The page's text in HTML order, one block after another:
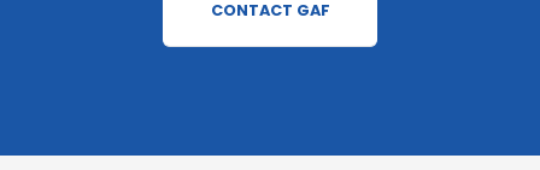
CONTACT GAF